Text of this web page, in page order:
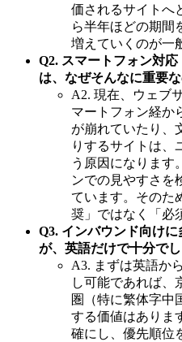
価されるサイトへ
ら半年ほどの期間
増えていくのが一
Q2. スマートフォン対応
は、なぜそんなに重要
A2. 現在、ウェブ
マートフォン経か
が崩れていたり、
りするサイトは、
う原因になります
ンでの見やすさを
ています。そのた
奨」ではなく「必
Q3. インバウンド向け
が、英語だけで十分で
A3. まずは英語か
し可能であれば、
圏（特に繁体字中
する価値はありま
確にし、優先順位